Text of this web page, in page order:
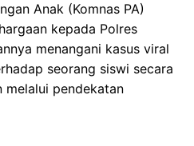
Anak (Komnas PA)
kepada Polres
menangani kasus viral
seorang siswi secara
melalui pendekatan